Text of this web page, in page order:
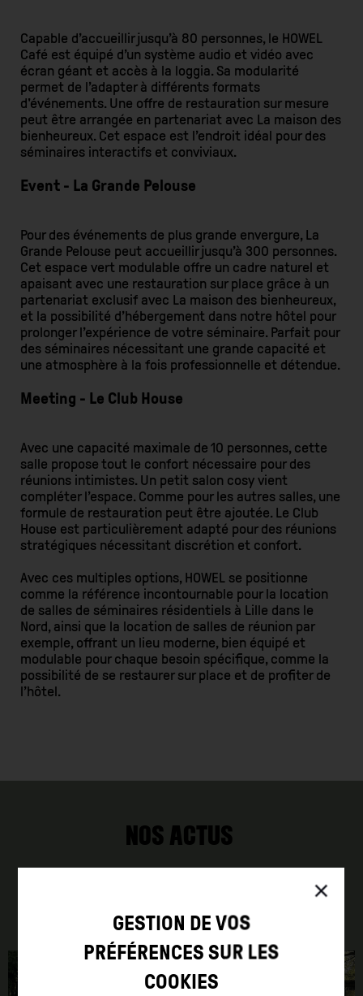
Capable d’accueillir jusqu’à 80 personnes, le HOWEL
Café est équipé d’un système audio et vidéo avec
écran géant et accès à la loggia. Sa modularité
permet de l’adapter à différents formats
d'événements. Une offre de restauration sur mesure
peut être arrangée en partenariat avec La maison des
bienheureux. Cet espace est l’endroit idéal pour des
séminaires interactifs et conviviaux.
Event - La Grande Pelouse
Pour des événements de plus grande envergure, La
Grande Pelouse peut accueillir jusqu’à 300 personnes.
Cet espace vert modulable offre un cadre naturel et
apaisant avec une restauration sur place grâce à un
partenariat exclusif avec La maison des bienheureux,
et la possibilité d’hébergement dans notre hôtel pour
prolonger l’expérience de votre séminaire. Parfait pour
des séminaires nécessitant une grande capacité et
une atmosphère à la fois professionnelle et détendue.
Meeting - Le Club House
Avec une capacité maximale de 10 personnes, cette
salle propose tout le confort nécessaire pour des
réunions intimistes. Un petit salon cosy vient
compléter l’espace. Comme pour les autres salles, une
formule de restauration peut être ajoutée. Le Club
House est particulièrement adapté pour des réunions
stratégiques nécessitant discrétion et confort.
Avec ces multiples options, HOWEL se positionne
comme la référence incontournable pour la location
de salles de séminaires résidentiels à Lille dans le
Nord, ainsi que la location de salles de réunion par
exemple, offrant un lieu moderne, bien équipé et
modulable pour chaque besoin spécifique, comme la
possibilité de se restaurer sur place et de profiter de
l’hôtel.
NOS ACTUS
Explorez l'univers d'HOWEL à travers nos
GESTION DE VOS
PRÉFÉRENCES SUR LES
COOKIES